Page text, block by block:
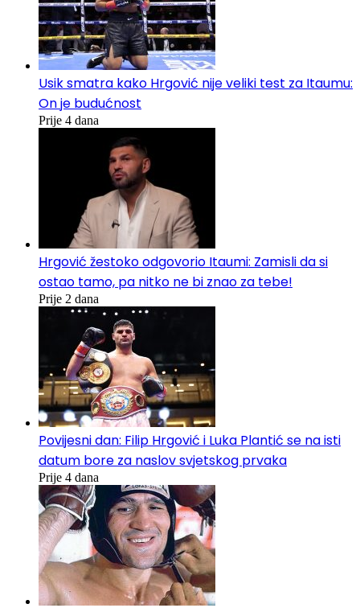
Usik smatra kako Hrgović nije veliki test za Itaumu:
On je budućnost
Prije 4 dana
Hrgović žestoko odgovorio Itaumi: Zamisli da si
ostao tamo, pa nitko ne bi znao za tebe!
Prije 2 dana
Povijesni dan: Filip Hrgović i Luka Plantić se na isti
datum bore za naslov svjetskog prvaka
Prije 4 dana